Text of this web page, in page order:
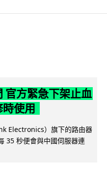
官方緊急下架止血
使用
Electronics）旗下的路由器
35 秒便會與中國伺服器連